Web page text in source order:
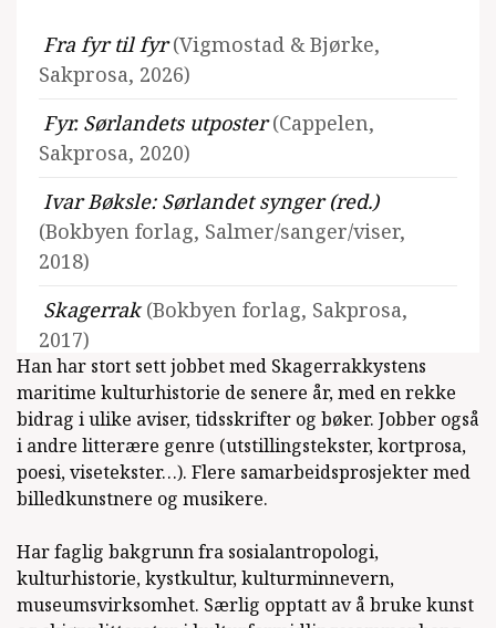
Fra fyr til fyr(Vigmostad & Bjørke,
Sakprosa, 2026)
Fyr. Sørlandets utposter(Cappelen,
Sakprosa, 2020)
Ivar Bøksle: Sørlandet synger (red.)
(Bokbyen forlag, Salmer/sanger/viser,
2018)
Skagerrak(Bokbyen forlag, Sakprosa,
2017)
Sjøørret(Bokbyen forlag, Sakprosa, 2014)
Makrell(Bokbyen forlag, Sakprosa, 2011)
Hummer(Bokbyen forlag, Sakprosa, 2009)
Våre vakre hus : Sørlandet(1996)
Han har stort sett jobbet med Skagerrakkystens
maritime kulturhistorie de senere år, med en rekke
bidrag i ulike aviser, tidsskrifter og bøker. Jobber også
i andre litterære genre (utstillingstekster, kortprosa,
poesi, visetekster…). Flere samarbeidsprosjekter med
billedkunstnere og musikere.
Har faglig bakgrunn fra sosialantropologi,
kulturhistorie, kystkultur, kulturminnevern,
museumsvirksomhet. Særlig opptatt av å bruke kunst